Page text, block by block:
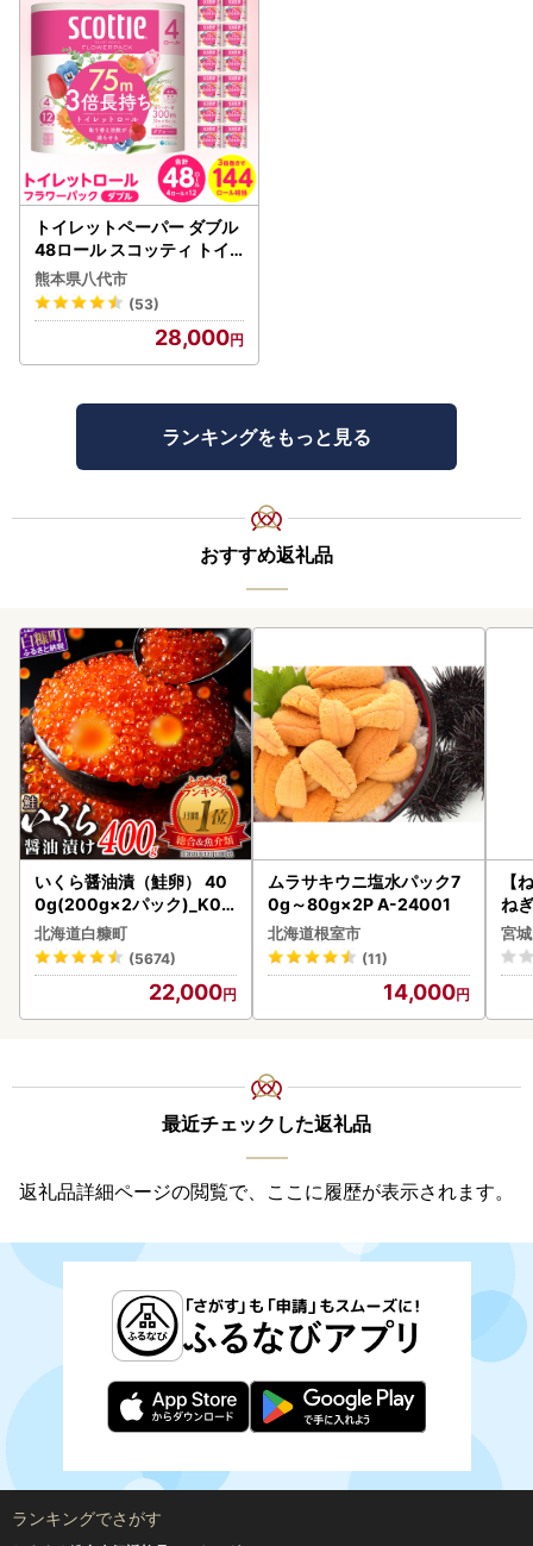
トイレットペーパー ダブル
48ロール スコッティ トイ
レット
熊本県八代市
(53)
28,000
ランキングをもっと見る
おすすめ返礼品
いくら醤油漬（鮭卵） 40
0g(200g×2パック)_K02
2-1676
北海道白糠町
(5674)
22,000
ムラサキウニ塩水パック7
0g～80g×2P A-24001
北海道根室市
(11)
14,000
【
ね
宮
最近チェックした返礼品
返礼品詳細ページの閲覧で、ここに履歴が表示されます。
ランキングでさがす